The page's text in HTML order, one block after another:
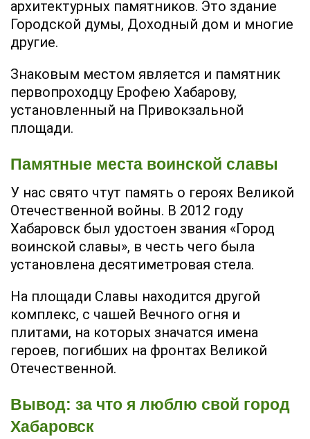
архитектурных памятников. Это здание
Городской думы, Доходный дом и многие
другие.
Знаковым местом является и памятник
первопроходцу Ерофею Хабарову,
установленный на Привокзальной
площади.
Памятные места воинской славы
У нас свято чтут память о героях Великой
Отечественной войны. В 2012 году
Хабаровск был удостоен звания «Город
воинской славы», в честь чего была
установлена десятиметровая стела.
На площади Славы находится другой
комплекс, с чашей Вечного огня и
плитами, на которых значатся имена
героев, погибших на фронтах Великой
Отечественной.
Вывод: за что я люблю свой город
Хабаровск